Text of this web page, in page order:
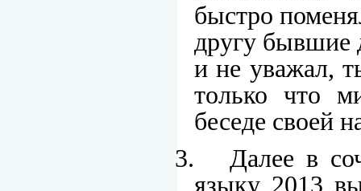
быстро
другу бывшие
и не уважал,
только что
беседе своей
3.
Далее в
языку 2013